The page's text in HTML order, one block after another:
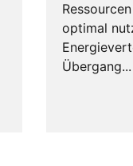
optimal
Übergang...